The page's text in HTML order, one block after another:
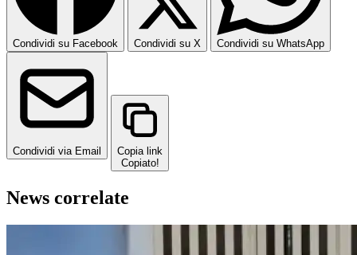
Condividi su Facebook Condividi su X Condividi su WhatsApp
Condividi via Email
Copia link
Copiato!
News correlate